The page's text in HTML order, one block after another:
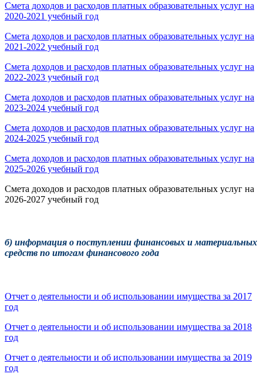
Смета доходов и расходов платных образовательных услуг на
2020-2021 учебный год
Смета доходов и расходов платных образовательных услуг на
2021-2022 учебный год
Смета доходов и расходов платных образовательных услуг на
2022-2023 учебный год
Смета доходов и расходов платных образовательных услуг на
2023-2024 учебный год
Смета доходов и расходов платных образовательных услуг на
2024-2025 учебный год
Смета доходов и расходов платных образовательных услуг на
2025-2026 учебный год
Смета доходов и расходов платных образовательных услуг на
2026-2027 учебный год
б) информация о поступлении финансовых и материальных
средств по итогам финансового года
Отчет о деятельности и об использовании имущества за 2017
год
Отчет о деятельности и об использовании имущества за 2018
год
Отчет о деятельности и об использовании имущества за 2019
год